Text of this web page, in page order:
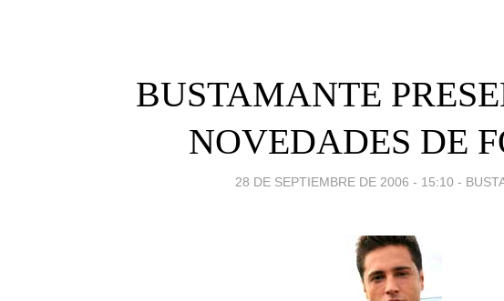
BUSTAMANTE
NOVEDADES DE
28 DE SEPTIEMBRE DE 2006 - 15:10 -